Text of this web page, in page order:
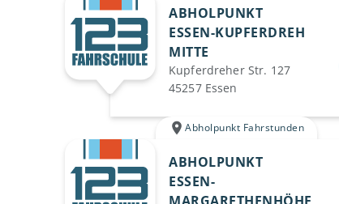
ABHOLPUNKT
ESSEN-KUPFERDREH
MITTE
Kupferdreher Str. 127
45257 Essen
Abholpunkt Fahrstunden
ABHOLPUNKT
ESSEN-